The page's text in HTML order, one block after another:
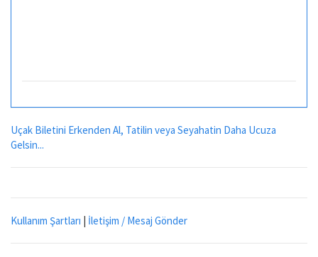
Uçak Biletini Erkenden Al, Tatilin veya Seyahatin Daha Ucuza
Gelsin...
Kullanım Şartları | İletişim / Mesaj Gönder